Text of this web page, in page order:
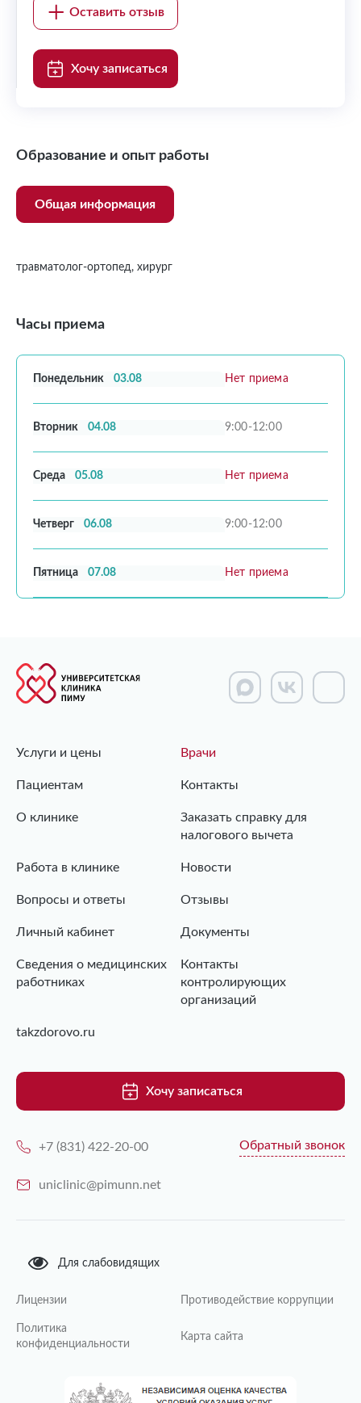
Оставить отзыв
Хочу записаться
Образование и опыт работы
Общая информация
травматолог-ортопед, хирург
Часы приема
Понедельник 03.08 Нет приема
Вторник 04.08 9:00-12:00
Среда 05.08 Нет приема
Четверг 06.08 9:00-12:00
Пятница 07.08 Нет приема
Услуги и цены Врачи
Пациентам Контакты
О клинике
Заказать справку для
налогового вычета
Работа в клинике Новости
Вопросы и ответы Отзывы
Личный кабинет Документы
Сведения о медицинских
работниках
Контакты
контролирующих
организаций
takzdorovo.ru
Хочу записаться
+7 (831) 422-20-00 Обратный звонок
uniclinic@pimunn.net
Для слабовидящих
Лицензии Противодействие коррупции
Политика
конфиденциальности
Карта сайта